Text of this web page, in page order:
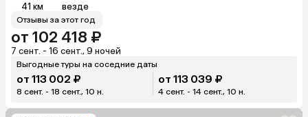
41 км везде
Отзывы за этот год
от 102 418 ₽
7 сент. - 16 сент., 9 ночей
Выгодные туры на соседние даты
от 113 002 ₽
8 сент. - 18 сент., 10 н.
от 113 039 ₽
4 сент. - 14 сент., 10 н.